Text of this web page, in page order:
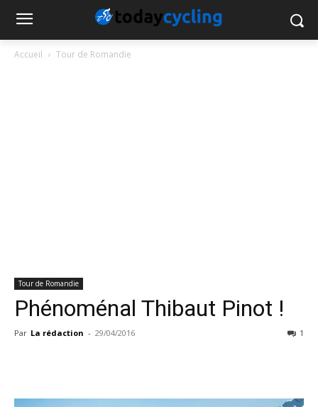
Accueil Tour de Romandie
Tour de Romandie
Phénoménal Thibaut Pinot !
Par La rédaction - 29/04/2016 1